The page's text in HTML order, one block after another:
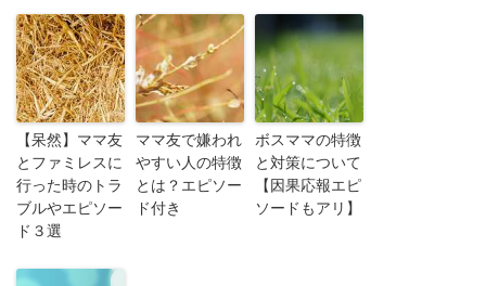
【呆然】ママ友
とファミレスに
行った時のトラ
ブルやエピソー
ド３選
ママ友で嫌われ
やすい人の特徴
とは？エピソー
ド付き
ボスママの特徴
と対策について
【因果応報エピ
ソードもアリ】